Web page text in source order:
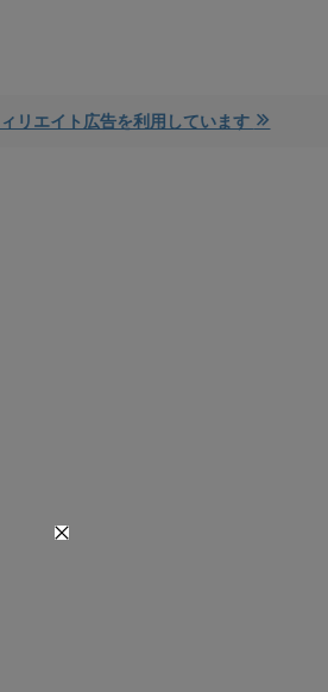
リエイト広告を利用しています